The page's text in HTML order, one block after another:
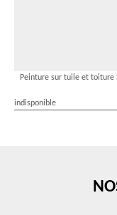
Peinture sur tuile et toiture
indisponible